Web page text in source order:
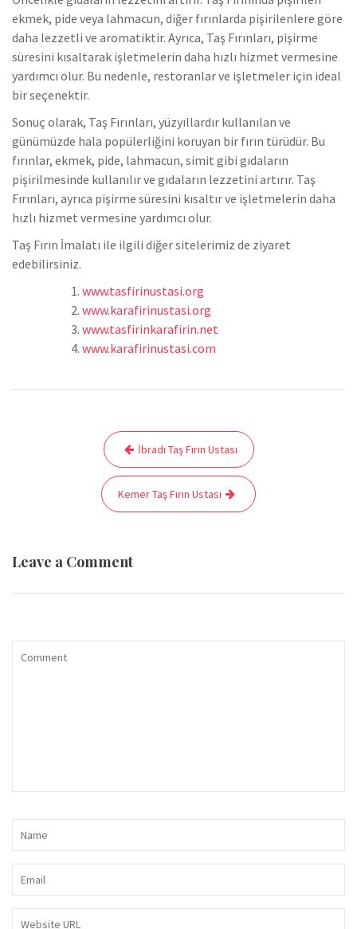
ekmek, pide veya lahmacun, diğer fırınlarda pişirilenlere göre
daha lezzetli ve aromatiktir. Ayrıca, Taş Fırınları, pişirme
süresini kısaltarak işletmelerin daha hızlı hizmet vermesine
yardımcı olur. Bu nedenle, restoranlar ve işletmeler için ideal
bir seçenektir.
Sonuç olarak, Taş Fırınları, yüzyıllardır kullanılan ve
günümüzde hala popülerliğini koruyan bir fırın türüdür. Bu
fırınlar, ekmek, pide, lahmacun, simit gibi gıdaların
pişirilmesinde kullanılır ve gıdaların lezzetini artırır. Taş
Fırınları, ayrıca pişirme süresini kısaltır ve işletmelerin daha
hızlı hizmet vermesine yardımcı olur.
Taş Fırın İmalatı ile ilgili diğer sitelerimiz de ziyaret
edebilirsiniz.
www.tasfirinustasi.org
www.karafirinustasi.org
www.tasfirinkarafirin.net
www.karafirinustasi.com
gezinmesi
İbradı Taş Fırın Ustası
Kemer Taş Fırın Ustası
Leave a Comment